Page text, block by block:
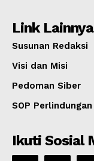
Link Lainnya
Susunan Redaksi
Visi dan Misi
Pedoman Siber
SOP
Ikuti Sosial